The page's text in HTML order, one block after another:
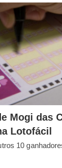
Mogi das
Lotofácil
10